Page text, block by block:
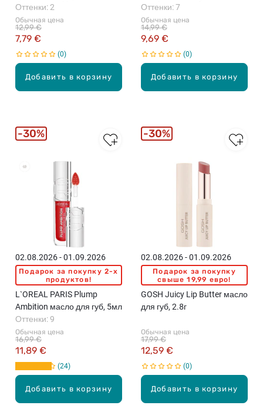
Добавить в корзину
Обычная цена
7,79 €
12,99 €
Оттенки: 2
0
Добавить в корзину
помада, 4г
Обычная цена
9,69 €
14,99 €
Оттенки: 7
0
Добавить в корзину
02.08.2026 - 01.09.2026
Подарок за покупку 2-x
продуктов!
L`OREAL PARIS Plump
Ambition масло для губ, 5мл
Обычная цена
11,89 €
16,99 €
Оттенки: 9
24
30%
Добавить в корзину
02.08.2026 - 01.09.2026
Подарок за покупку
свыше 19,99 евро!
GOSH Juicy Lip Butter масло
для губ, 2.8г
Обычная цена
12,59 €
17,99 €
0
30%